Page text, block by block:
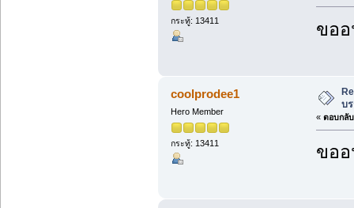
กระทู้: 13411 ขอ
coolprodee1
Hero Member
กระทู้: 13411
บ
« ตอบกลั
ขอ